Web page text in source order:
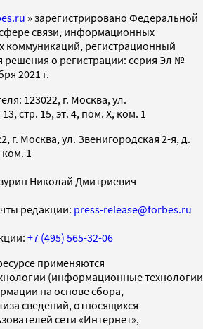
» зарегистрировано Федеральной
связи, информационных
коммуникаций, регистрационный
решения о регистрации: серия Эл №
2021 г.
123022, г. Москва, ул.
стр. 15, эт. 4, пом. X, ком. 1
г. Москва, ул. Звенигородская 2-я, д.
1
Николай Дмитриевич
редакции: press-release@forbes.ru
+7 (495) 565-32-06
применяются
(информационные технологии
на основе сбора,
сведений, относящихся
сети «Интернет»,